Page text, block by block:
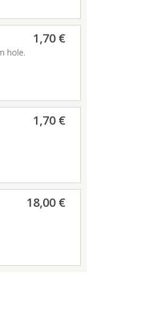
1,70 €
hole.
1,70 €
18,00 €